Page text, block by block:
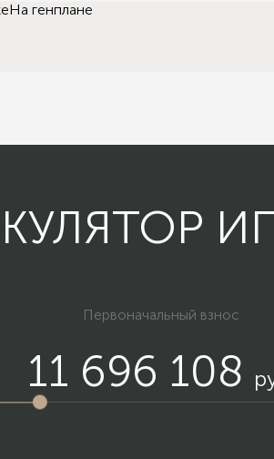
На генплане
Первоначальный взнос
11 696 108